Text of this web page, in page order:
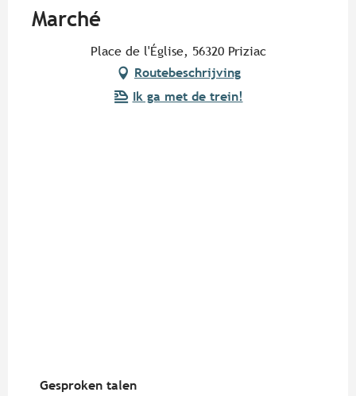
Marché
Place de l'Église, 56320 Priziac
Routebeschrijving
Ik ga met de trein!
Gesproken talen
Gesproken talen